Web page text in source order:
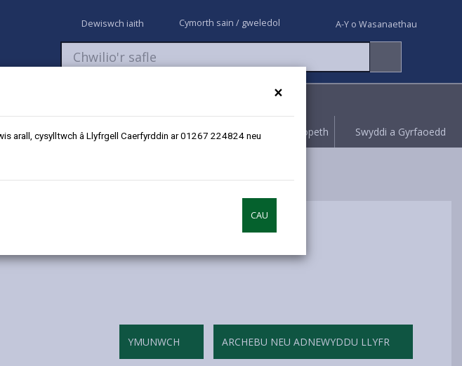
×
arall, cysylltwch â Llyfrgell Caerfyrddin ar 01267 224824 neu
CAU
Dewiswch iaith Cymorth sain / gweledol A-Y o Wasanaethau
Talu Cyflwyno cais Rhoi gwybod Hawliwch bopeth Swyddi a Gyrfaoedd
YMUNWCH ARCHEBU NEU ADNEWYDDU LLYFR